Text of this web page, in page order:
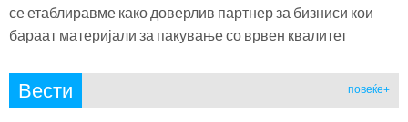
се етаблиравме како доверлив партнер за бизниси кои
бараат материјали за пакување со врвен квалитет
Вести повеќе+